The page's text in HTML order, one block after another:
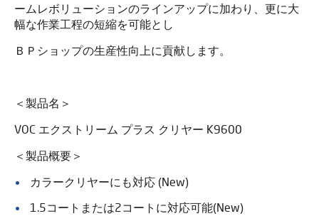
ームレボリューションのラインアップに加わり、更に大
幅な作業工程の短縮を可能とし
ＢＰショップの生産性向上に貢献します。
＜製品名＞
VOC エクストリーム プラス クリヤー K9600
＜製品概要＞
カラークリヤーにも対応 (New)
1.5コートまたは2コートに対応可能(New)